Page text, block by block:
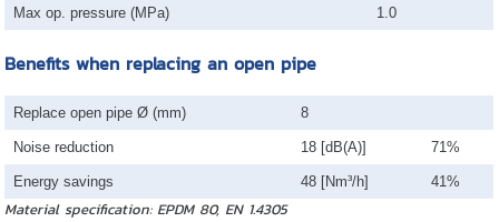
Max op. pressure (MPa) 1.0
Benefits when replacing an open pipe
Replace open pipe Ø (mm) 8
Noise reduction 18 [dB(A)] 71%
Energy savings 48 [Nm³/h] 41%
Material specification: EPDM 80, EN 1.4305